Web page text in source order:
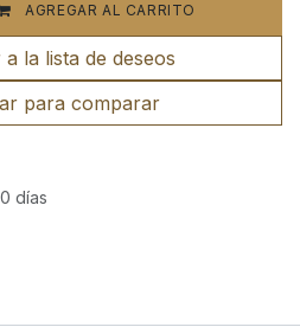
AGREGAR AL CARRITO
para comparar
la lista de deseos
días